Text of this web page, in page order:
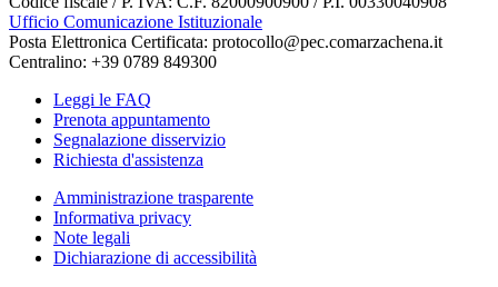
Ufficio Comunicazione Istituzionale
Posta Elettronica Certificata: protocollo@pec.comarzachena.it
Centralino: +39 0789 849300
Leggi le FAQ
Prenota appuntamento
Segnalazione disservizio
Richiesta d'assistenza
Amministrazione trasparente
Informativa privacy
Note legali
Dichiarazione di accessibilità